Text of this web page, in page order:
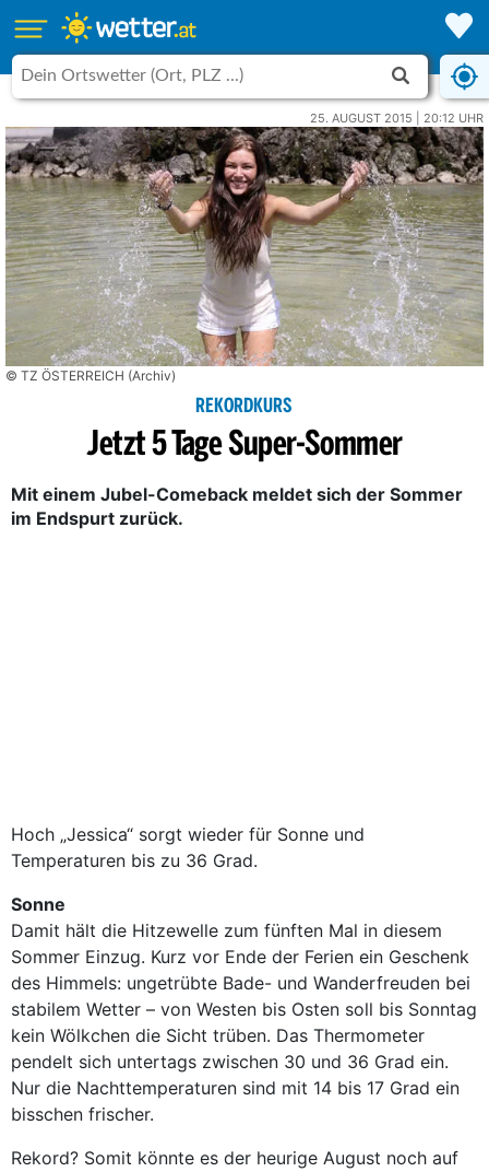
25. AUGUST 2015 | 20:12 UHR
© TZ ÖSTERREICH (Archiv)
REKORDKURS
Jetzt 5 Tage Super-Sommer
Mit einem Jubel-Comeback meldet sich der Sommer
im Endspurt zurück.
Hoch „Jessica“ sorgt wieder für Sonne und
Temperaturen bis zu 36 Grad.
Sonne
Damit hält die Hitzewelle zum fünften Mal in diesem
Sommer Einzug. Kurz vor Ende der Ferien ein Geschenk
des Himmels: ungetrübte Bade- und Wanderfreuden bei
stabilem Wetter – von Westen bis Osten soll bis Sonntag
kein Wölkchen die Sicht trüben. Das Thermometer
pendelt sich untertags zwischen 30 und 36 Grad ein.
Nur die Nachttemperaturen sind mit 14 bis 17 Grad ein
bisschen frischer.
Rekord? Somit könnte es der heurige August noch auf